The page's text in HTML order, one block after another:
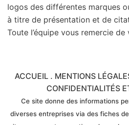
logos des différentes marques
à titre de présentation et de
Toute l’équipe vous remercie
ACCUEIL. MENTIONS
CONFIDENTIALITÉS
Ce site donne des informations
diverses entreprises via des fiches